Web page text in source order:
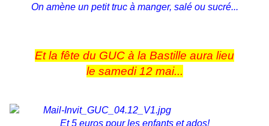
On amène un petit truc à manger, salé ou sucré...
Et la fête du GUC à la Bastille aura lieu
le samedi 12 mai...
Et 5 euros pour les enfants et ados!